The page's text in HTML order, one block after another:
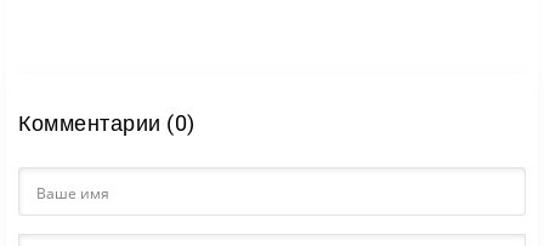
Комментарии (0)